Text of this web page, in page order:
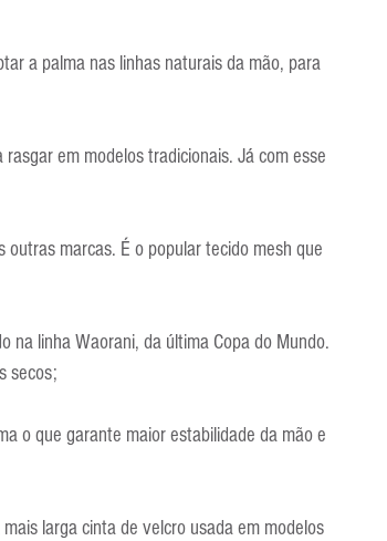
a palma nas linhas naturais da mão, para
em modelos tradicionais. Já com esse
marcas. É o popular tecido mesh que
na linha Waorani, da última Copa do Mundo.
secos;
o que garante maior estabilidade da mão e
larga cinta de velcro usada em modelos